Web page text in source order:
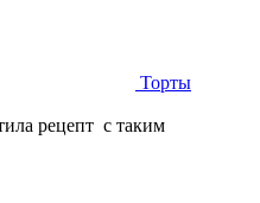
Торты
рецепт с таким